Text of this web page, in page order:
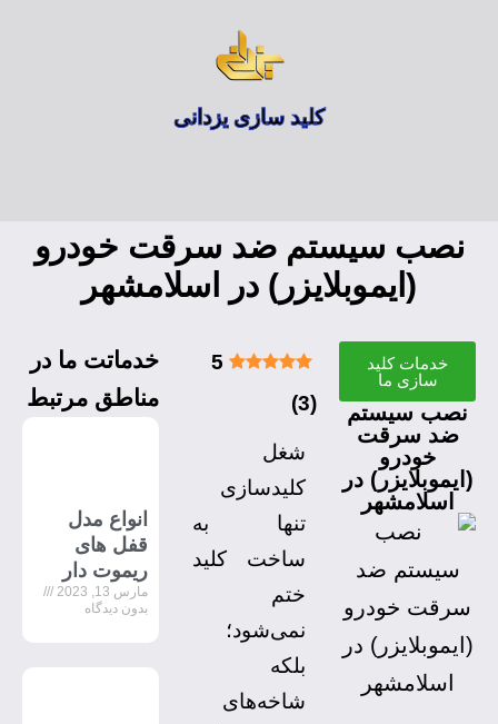
کلید سازی یزدانی
نصب سیستم ضد سرقت خودرو
(ایموبلایزر) در اسلامشهر
خدمات کلید
سازی ما
نصب سیستم
ضد سرقت
خودرو
(ایموبلایزر) در
اسلامشهر
5
(
3
)
شغل
کلیدسازی
تنها به
ساخت کلید
ختم
نمی‌شود؛
بلکه
شاخه‌های
خدماتت ما در
مناطق مرتبط
انواع مدل
قفل های
ریموت دار
مارس 13, 2023
بدون دیدگاه